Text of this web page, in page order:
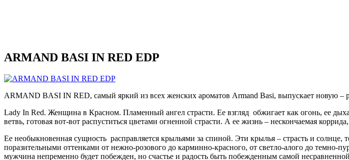
ARMAND BASI IN RED EDP
ARMAND BASI IN RED, самый яркий из всех женских ароматов Armand Basi, выпускает
Lady In Red. Женщина в Красном. Пламенный ангел страсти. Ее взгляд обжигает как огонь, ее
ветвь, готовая вот-вот распуститься цветами огненной страсти. А ее жизнь – нескончаемая
Ее необыкновенная сущность расправляется крыльями за спиной. Эти крылья – страсть и
поразительными оттенками от нежно-розового до карминно-красного, от светло-алого до
мужчина непременно будет побежден, но счастье и радость быть побежденным самой